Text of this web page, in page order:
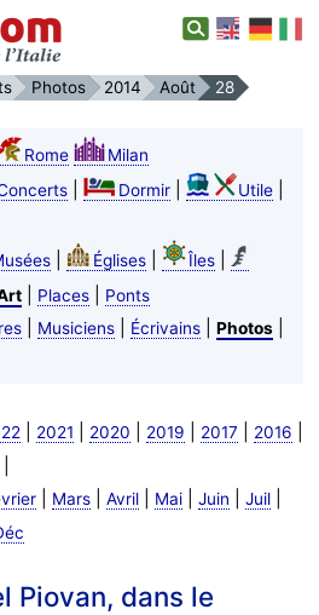
Photos 2014 Août 28
Rome
Milan
| Dormir| Utile|
| Églises| Îles|
| Places|
Ponts
| Musiciens| Écrivains| Photos|
2021 2020 2019 2017 2016
| Mars| Avril| Mai| Juin Juil|
Piovan, dans le